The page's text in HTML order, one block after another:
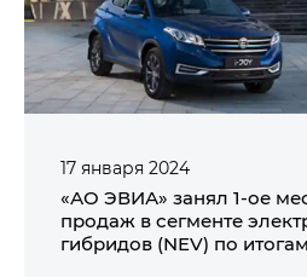
17 января 2024
«АО ЭВИА» занял 1-ое
продаж в сегменте
гибридов (NEV) по